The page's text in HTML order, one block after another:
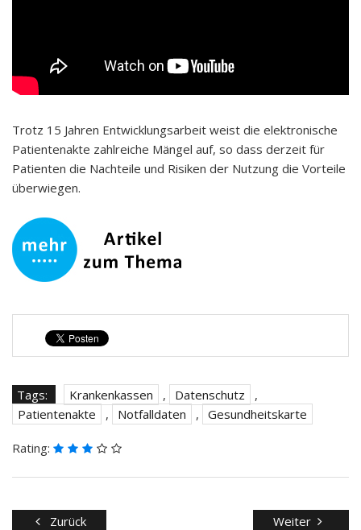
Trotz 15 Jahren Entwicklungsarbeit weist die elektronische
Patientenakte zahlreiche Mängel auf, so dass derzeit für
Patienten die Nachteile und Risiken der Nutzung die Vorteile
überwiegen.
Tags: Krankenkassen , Datenschutz
,
Patientenakte
, Notfalldaten , Gesundheitskarte
Rating:
Zurück Weiter